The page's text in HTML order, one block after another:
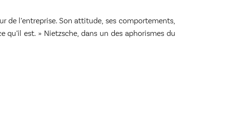
de l’entreprise. Son attitude, ses comportements,
qu’il est. » Nietzsche, dans un des aphorismes du